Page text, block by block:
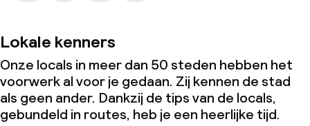
Lokale kenners
Onze locals in meer dan 50 steden hebben het
voorwerk al voor je gedaan. Zij kennen de stad
als geen ander. Dankzij de tips van de locals,
gebundeld in routes, heb je een heerlijke tijd.